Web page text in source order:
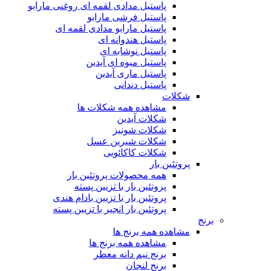
پاستیل مدادی لقمه ای روغنی مارابو
پاستیل فرشی مارابو
پاستیل مارابو مدادی لقمه ای
پاستیل هندوانه ای
پاستیل نوشابه ای
پاستیل میوه ای آیدین
پاستیل ماری آیدین
پاستیل دندانی
شکلات
مشاهده همه شکلات ها
شکلات آیدین
شکلات شونیز
شکلات شیرین عسل
شکلات کاکائویی
پروتئین بار
همه محصولات پروتئین بار
پروتئین بار با تزیین پسته
پروتئین بار با تزیین بادام هندی
پروتئین بار انجیر با تزیین پسته
برنج
مشاهده همه برنج ها
مشاهده همه برنج ها
برنج نیم دانه معطر
برنج لنجان